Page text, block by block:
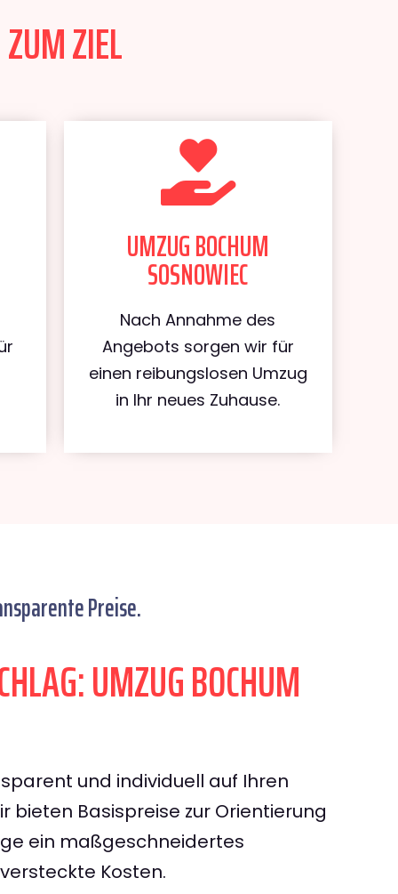
ZIEL
UMZUG BOCHUM
SOSNOWIEC
Nach Annahme des
Angebots sorgen wir für
einen reibungslosen Umzug
in Ihr neues Zuhause.
Preise.
UMZUG BOCHUM
und individuell auf Ihren
bieten Basispreise zur Orientierung
ein maßgeschneidertes
Kosten.